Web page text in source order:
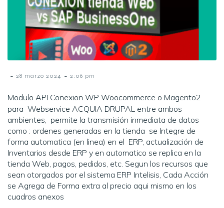
- 28 marzo 2024 - 2:06 pm
Modulo API Conexion WP Woocommerce o Magento2
para Webservice ACQUIA DRUPAL entre ambos
ambientes, permite la transmisión inmediata de datos
como : ordenes generadas en la tienda se Integre de
forma automatica (en linea) en el ERP, actualización de
Inventarios desde ERP y en automatico se replica en la
tienda Web, pagos, pedidos, etc. Segun los recursos que
sean otorgados por el sistema ERP Intelisis, Cada Acción
se Agrega de Forma extra al precio aqui mismo en los
cuadros anexos